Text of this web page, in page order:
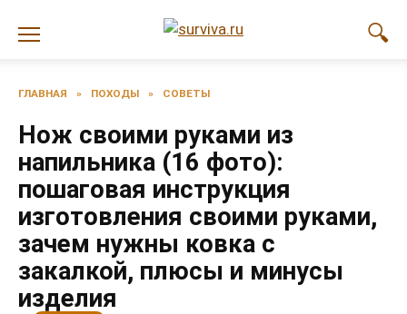
ГЛАВНАЯ » ПОХОДЫ » СОВЕТЫ
Нож своими руками из
напильника (16 фото):
пошаговая инструкция
изготовления своими руками,
зачем нужны ковка с
закалкой, плюсы и минусы
изделия